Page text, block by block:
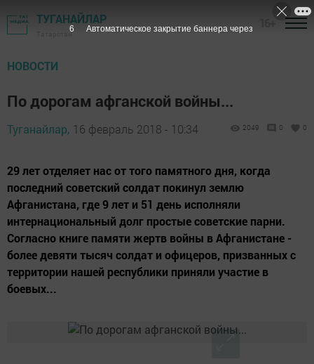
ТУГАНАЙЛАР
Татарстан
НОВОСТИ
По дорогам афганской войны...
Туганайлар, 16 февраль 2018 - 10:34 2049 0 0
29 лет отделяет нас от того памятного дня, когда
последний советский солдат покинул землю
Афганистана, где 9 лет и 51 день исполняли
интернациональный долг простые советские парни.
Согласно книге памяти жертв войны в Афганистане -
более девяти тысяч солдат и офицеров, призванных с
территории нашей республики приняли участие в
боевых...
5 Автоматическое закрытие баннера через